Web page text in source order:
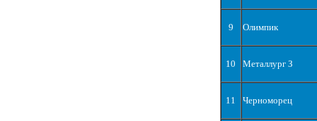
9 Олимпик
10 Металлург З
11 Черноморец